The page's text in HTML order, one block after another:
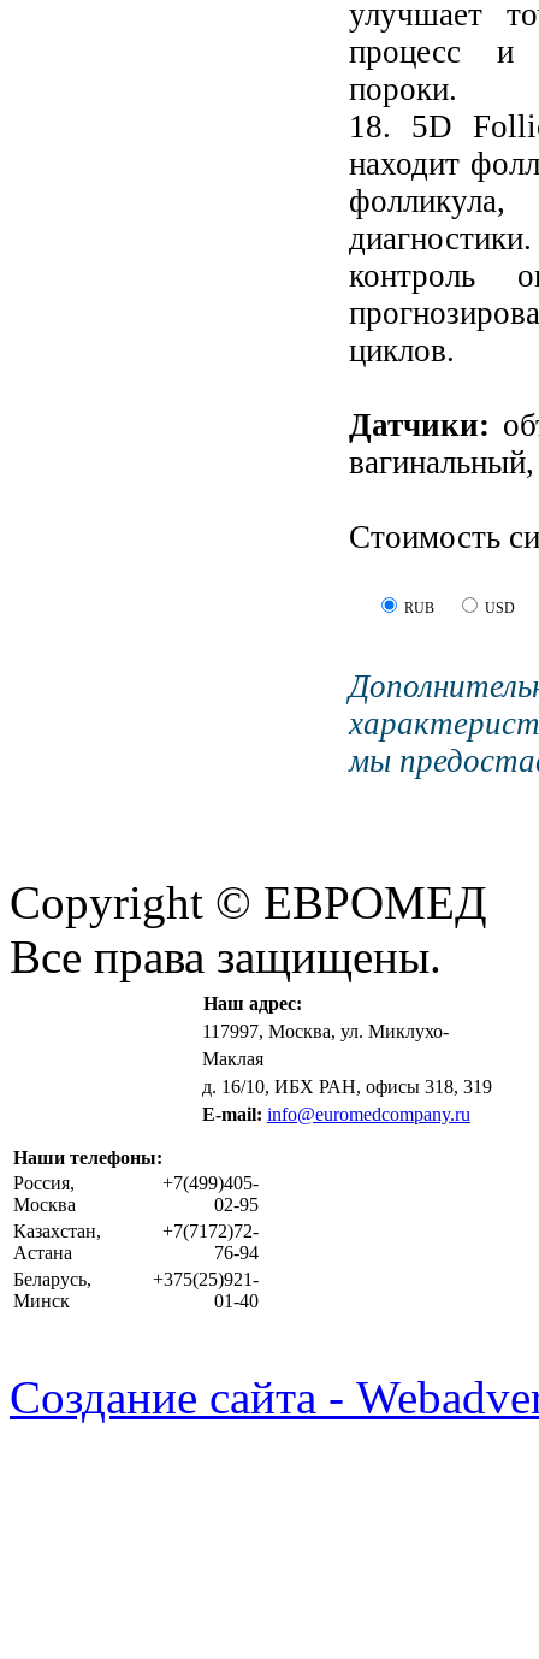
улучшает
процесс и
пороки.
18. 5D
находит
контроль
циклов.
Датчики:
Стоимость
RUB USD
мы
Copyright © ЕВРОМЕД
Все права защищены.
Наш адрес:
117997, Москва, ул. Миклухо-
Маклая
д. 16/10, ИБХ РАН, офисы 318, 319
E-mail: info@euromedcompany.ru
Наши телефоны:
Россия,
Москва
+7(499)405-
02-95
Казахстан,
Астана
+7(7172)72-
76-94
Беларусь,
Минск
+375(25)921-
01-40
Создание сайта -